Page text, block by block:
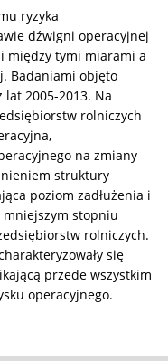
ryzyka
dźwigni operacyjnej
między tymi miarami a
Badaniami objęto
lat 2005-2013. Na
rolniczych
na zmiany
struktury
poziom zadłużenia i
mniejszym stopniu
rolniczych.
się
przede wszystkim
operacyjnego.